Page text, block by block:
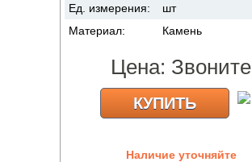
Ед. измерения:
шт
Материал:
Камень
Цена: Звоните
КУПИТЬ
Наличие уточняйте